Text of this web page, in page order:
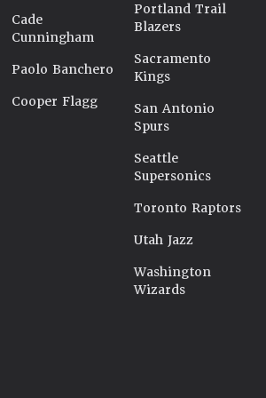
Cade
Cunningham
Paolo Banchero
Cooper Flagg
Portland Trail
Blazers
Sacramento
Kings
San Antonio
Spurs
Seattle
Supersonics
Toronto Raptors
Utah Jazz
Washington
Wizards